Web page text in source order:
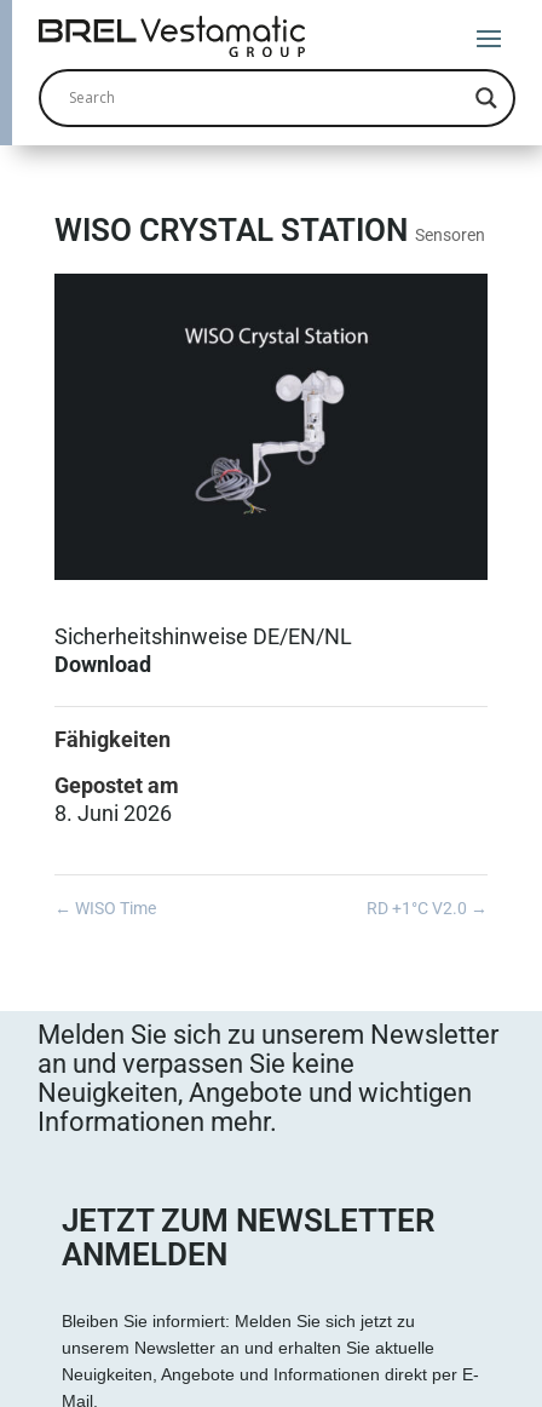
WISO CRYSTAL STATION Sensoren
Sicherheitshinweise DE/EN/NL
Download
Fähigkeiten
Gepostet am
8. Juni 2026
← WISO Time RD +1°C V2.0 →
Melden Sie sich zu unserem Newsletter
an und verpassen Sie keine
Neuigkeiten, Angebote und wichtigen
Informationen mehr.
JETZT ZUM NEWSLETTER
ANMELDEN
Bleiben Sie informiert: Melden Sie sich jetzt zu
unserem Newsletter an und erhalten Sie aktuelle
Neuigkeiten, Angebote und Informationen direkt per E-
Mail.